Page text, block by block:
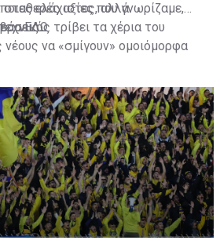
ελάχιστες, αλλά
σταθερές αξίες που γνωρίζαμε,
τρίβει τα χέρια του
να «σμίγουν» ομοιόμορφα
ΕΔΩ.